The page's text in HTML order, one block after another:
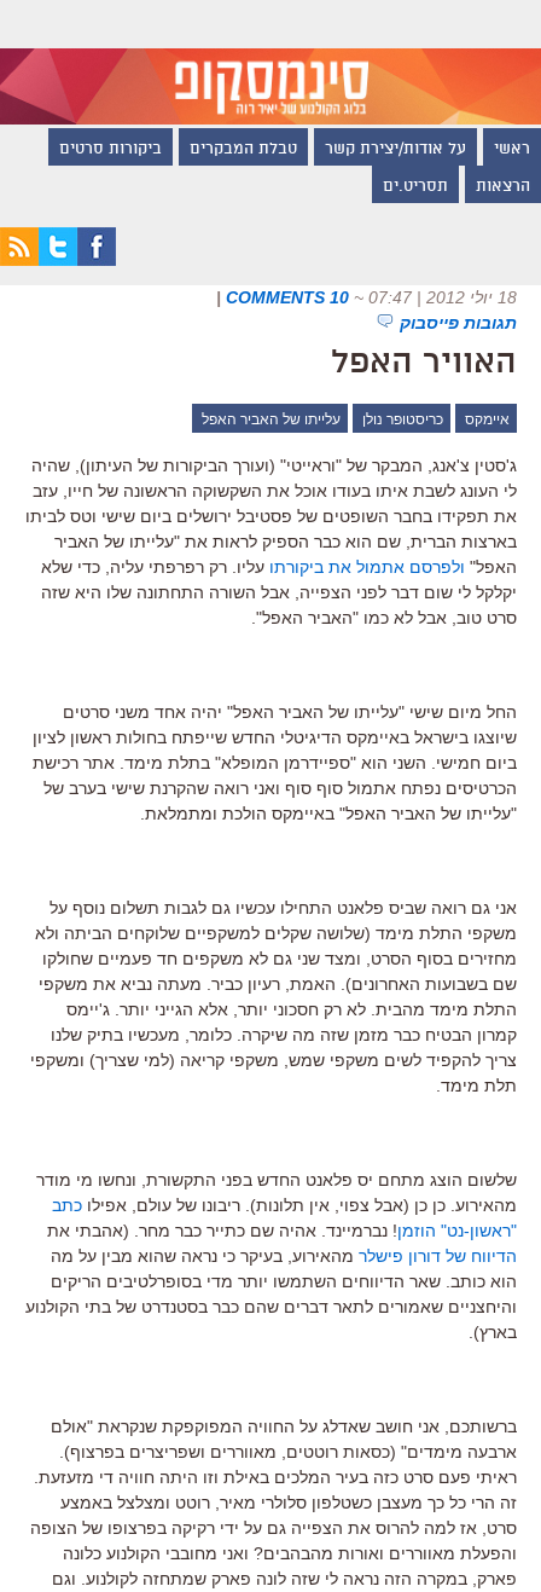
ראשי על אודות/יצירת קשר טבלת המבקרים ביקורות סרטים
הרצאות תסריט.ים
18 יולי 2012 | 07:47 ~
10 COMMENTS
|
תגובות פייסבוק
האוויר האפל
איימקס כריסטופר נולן עלייתו של האביר האפל
ג'סטין צ'אנג, המבקר של "וראייטי" (ועורך הביקורות של העיתון), שהיה
לי העונג לשבת איתו בעודו אוכל את השקשוקה הראשונה של חייו, עזב
את תפקידו בחבר השופטים של פסטיבל ירושלים ביום שישי וטס לביתו
בארצות הברית, שם הוא כבר הספיק לראות את "עלייתו של האביר
האפל" ולפרסם אתמול את ביקורתו עליו. רק רפרפתי עליה, כדי שלא
יקלקל לי שום דבר לפני הצפייה, אבל השורה התחתונה שלו היא שזה
סרט טוב, אבל לא כמו "האביר האפל".
החל מיום שישי "עלייתו של האביר האפל" יהיה אחד משני סרטים
שיוצגו בישראל באיימקס הדיגיטלי החדש שייפתח בחולות ראשון לציון
ביום חמישי. השני הוא "ספיידרמן המופלא" בתלת מימד. אתר רכישת
הכרטיסים נפתח אתמול סוף סוף ואני רואה שהקרנת שישי בערב של
"עלייתו של האביר האפל" באיימקס הולכת ומתמלאת.
אני גם רואה שביס פלאנט התחילו עכשיו גם לגבות תשלום נוסף על
משקפי התלת מימד (שלושה שקלים למשקפיים שלוקחים הביתה ולא
מחזירים בסוף הסרט, ומצד שני גם לא משקפים חד פעמיים שחולקו
שם בשבועות האחרונים). האמת, רעיון כביר. מעתה נביא את משקפי
התלת מימד מהבית. לא רק חסכוני יותר, אלא הגייני יותר. ג'יימס
קמרון הבטיח כבר מזמן שזה מה שיקרה. כלומר, מעכשיו בתיק שלנו
צריך להקפיד לשים משקפי שמש, משקפי קריאה (למי שצריך) ומשקפי
תלת מימד.
שלשום הוצג מתחם יס פלאנט החדש בפני התקשורת, ונחשו מי מודר
מהאירוע. כן כן (אבל צפוי, אין תלונות). ריבונו של עולם, אפילו כתב
"ראשון-נט" הוזמן! נברמיינד. אהיה שם כתייר כבר מחר. (אהבתי את
הדיווח של דורון פישלר מהאירוע, בעיקר כי נראה שהוא מבין על מה
הוא כותב. שאר הדיווחים השתמשו יותר מדי בסופרלטיבים הריקים
והיחצניים שאמורים לתאר דברים שהם כבר בסטנדרט של בתי הקולנוע
בארץ).
ברשותכם, אני חושב שאדלג על החוויה המפוקפקת שנקראת "אולם
ארבעה מימדים" (כסאות רוטטים, מאווררים ושפריצרים בפרצוף).
ראיתי פעם סרט כזה בעיר המלכים באילת וזו היתה חוויה די מזעזעת.
זה הרי כל כך מעצבן כשטלפון סלולרי מאיר, רוטט ומצלצל באמצע
סרט, אז למה להרוס את הצפייה גם על ידי רקיקה בפרצופו של הצופה
והפעלת מאווררים ואורות מהבהבים? ואני מחובבי הקולנוע כלונה
פארק, במקרה הזה נראה לי שזה לונה פארק שמתחזה לקולנוע. וגם